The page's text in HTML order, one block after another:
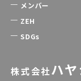
メンバー
ZEH
SDGs
株式会社ハ